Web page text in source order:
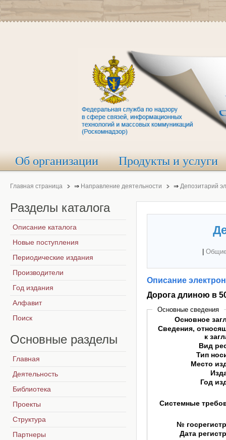
Об организации Продукты и услуги
Главная страница ⇒ Направление деятельности ⇒ Депозитарий
Описание
Дорога длиною в
Основные сведения
Основное
Сведения,
к
Вид
Тип
Место
Год
Системные
№
Дата
Разделы каталога
Описание каталога
Новые поступления
Периодические издания
Производители
Год издания
Алфавит
Поиск
Основные разделы
Главная
Деятельность
Библиотека
Проекты
Структура
Партнеры